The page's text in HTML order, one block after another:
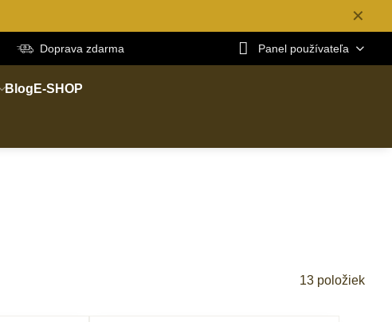
✕
Doprava zdarma Panel používateľa
Blog E-SHOP
13 položiek